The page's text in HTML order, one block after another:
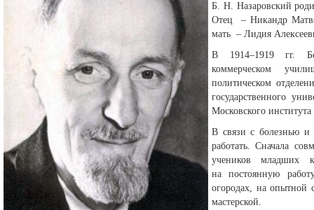
Б. Н. Назаровский
Отец – Никандр
мать – Лидия
В 1914–1919 гг.
коммерческом
политическом
государственного
Московского
В связи с болезнью и
работать. Сначала
учеников младших
на постоянную
огородах, на опытной
мастерской.